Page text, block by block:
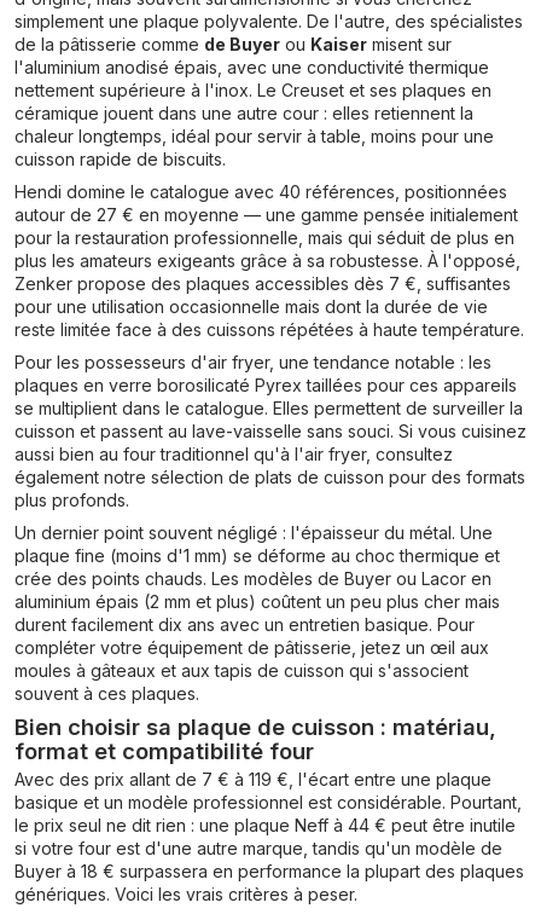
simplement une plaque polyvalente. De l'autre, des spécialistes
de la pâtisserie comme de Buyer ou Kaiser misent sur
l'aluminium anodisé épais, avec une conductivité thermique
nettement supérieure à l'inox. Le Creuset et ses plaques en
céramique jouent dans une autre cour : elles retiennent la
chaleur longtemps, idéal pour servir à table, moins pour une
cuisson rapide de biscuits.
Hendi domine le catalogue avec 40 références, positionnées
autour de 27 € en moyenne — une gamme pensée initialement
pour la restauration professionnelle, mais qui séduit de plus en
plus les amateurs exigeants grâce à sa robustesse. À l'opposé,
Zenker propose des plaques accessibles dès 7 €, suffisantes
pour une utilisation occasionnelle mais dont la durée de vie
reste limitée face à des cuissons répétées à haute température.
Pour les possesseurs d'air fryer, une tendance notable : les
plaques en verre borosilicaté Pyrex taillées pour ces appareils
se multiplient dans le catalogue. Elles permettent de surveiller la
cuisson et passent au lave-vaisselle sans souci. Si vous cuisinez
aussi bien au four traditionnel qu'à l'air fryer, consultez
également notre sélection de plats de cuisson pour des formats
plus profonds.
Un dernier point souvent négligé : l'épaisseur du métal. Une
plaque fine (moins d'1 mm) se déforme au choc thermique et
crée des points chauds. Les modèles de Buyer ou Lacor en
aluminium épais (2 mm et plus) coûtent un peu plus cher mais
durent facilement dix ans avec un entretien basique. Pour
compléter votre équipement de pâtisserie, jetez un œil aux
moules à gâteaux et aux tapis de cuisson qui s'associent
souvent à ces plaques.
Bien choisir sa plaque de cuisson : matériau,
format et compatibilité four
Avec des prix allant de 7 € à 119 €, l'écart entre une plaque
basique et un modèle professionnel est considérable. Pourtant,
le prix seul ne dit rien : une plaque Neff à 44 € peut être inutile
si votre four est d'une autre marque, tandis qu'un modèle de
Buyer à 18 € surpassera en performance la plupart des plaques
génériques. Voici les vrais critères à peser.